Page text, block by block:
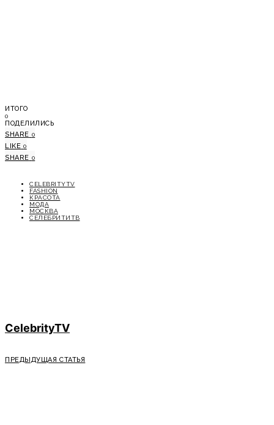
ИТОГО
0
ПОДЕЛИЛИСЬ
SHARE 0
LIKE 0
SHARE 0
CELEBRITYTV
FASHION
КРАСОТА
МОДА
МОСКВА
СЕЛЕБРИТИТВ
CelebrityTV
ПРЕДЫДУЩАЯ СТАТЬЯ